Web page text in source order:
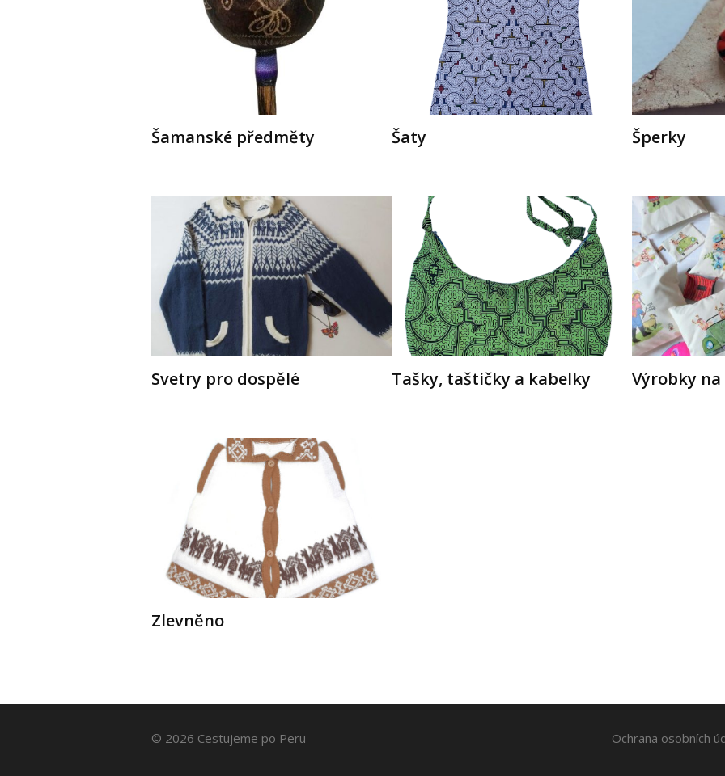
Šamanské předměty Šaty Šperky
Svetry pro dospělé Tašky, taštičky a kabelky Výrobky
Zlevněno
Ochrana osobních
© 2026 Cestujeme po Peru